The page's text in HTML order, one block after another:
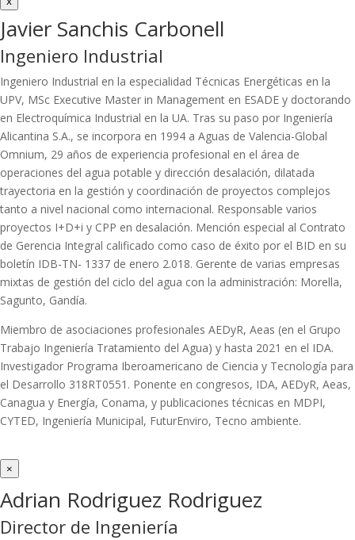
Javier Sanchis Carbonell
Ingeniero Industrial
Ingeniero Industrial en la especialidad Técnicas Energéticas en la
UPV, MSc Executive Master in Management en ESADE y doctorando
en Electroquímica Industrial en la UA. Tras su paso por Ingeniería
Alicantina S.A., se incorpora en 1994 a Aguas de Valencia-Global
Omnium, 29 años de experiencia profesional en el área de
operaciones del agua potable y dirección desalación, dilatada
trayectoria en la gestión y coordinación de proyectos complejos
tanto a nivel nacional como internacional. Responsable varios
proyectos I+D+i y CPP en desalación. Mención especial al Contrato
de Gerencia Integral calificado como caso de éxito por el BID en su
boletín IDB-TN- 1337 de enero 2.018. Gerente de varias empresas
mixtas de gestión del ciclo del agua con la administración: Morella,
Sagunto, Gandía.
Miembro de asociaciones profesionales AEDyR, Aeas (en el Grupo
Trabajo Ingeniería Tratamiento del Agua) y hasta 2021 en el IDA.
Investigador Programa Iberoamericano de Ciencia y Tecnología para
el Desarrollo 318RT0551. Ponente en congresos, IDA, AEDyR, Aeas,
Canagua y Energía, Conama, y publicaciones técnicas en MDPI,
CYTED, Ingeniería Municipal, FuturEnviro, Tecno ambiente.
×
Adrian Rodriguez Rodriguez
Director de Ingeniería